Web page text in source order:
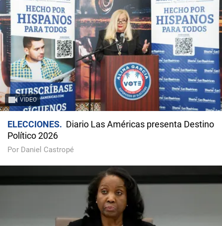
VIDEO
ELECCIONES
Diario Las Américas presenta Destino
Político 2026
Por Daniel Castropé